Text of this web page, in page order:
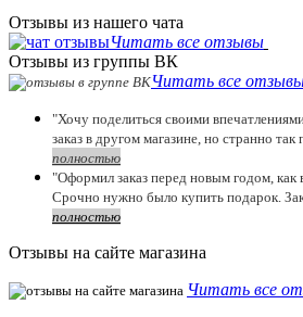
Отзывы из нашего чата
Читать все отзывы
Отзывы из группы ВК
Читать все
"Хочу поделиться своими
заказ в другом магазине, но странно
полностью
"Оформил заказ перед новым годом, как
Срочно нужно было купить подарок.
полностью
Отзывы на сайте магазина
Читать все